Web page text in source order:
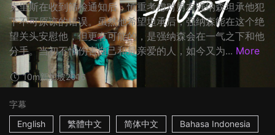
克里斯在收到筛检通知后，慎重考虑对男友强纳森坦承他犯
下不可原谅的错误。虽然他希望坦承后，强纳森能在这个绝
望关头安慰他，但更有可能的，是强纳森会在一气之下和他
分手。当初不怕伤害自己和最亲爱的人，如今又为... More
10m新加坡2016
字幕
English
繁體中文 简体中文 Bahasa Indonesia